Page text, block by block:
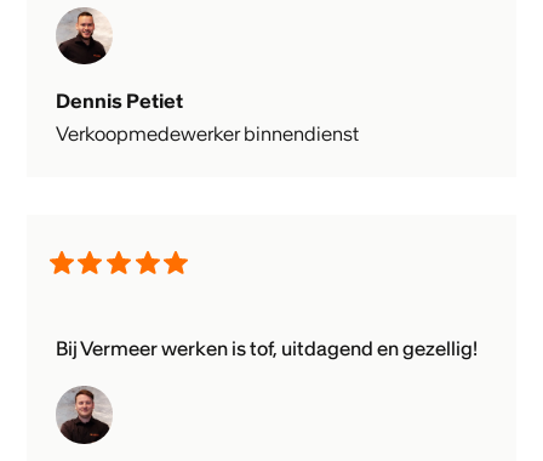
Dennis Petiet
Verkoopmedewerker binnendienst
Bij Vermeer werken is tof, uitdagend en gezellig!